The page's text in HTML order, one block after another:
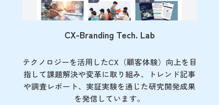
CX-Branding Tech. Lab
テクノロジーを活用したCX（顧客体験）向上を目
指して課題解決や変革に取り組み、トレンド記事
や調査レポート、実証実験を通じた研究開発成果
を発信しています。